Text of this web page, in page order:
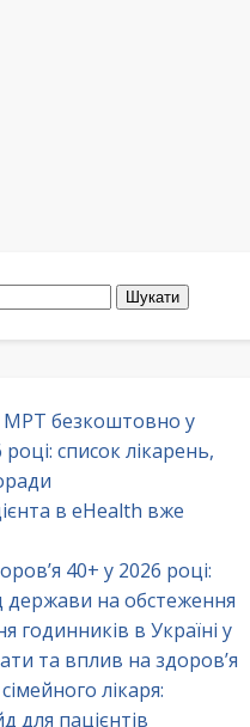
МРТ безкоштовно у
році: список лікарень,
в eHealth вже
40+ у 2026 році:
держави на обстеження
годинників в Україні у
та вплив на здоров’я
лікаря:
для пацієнтів